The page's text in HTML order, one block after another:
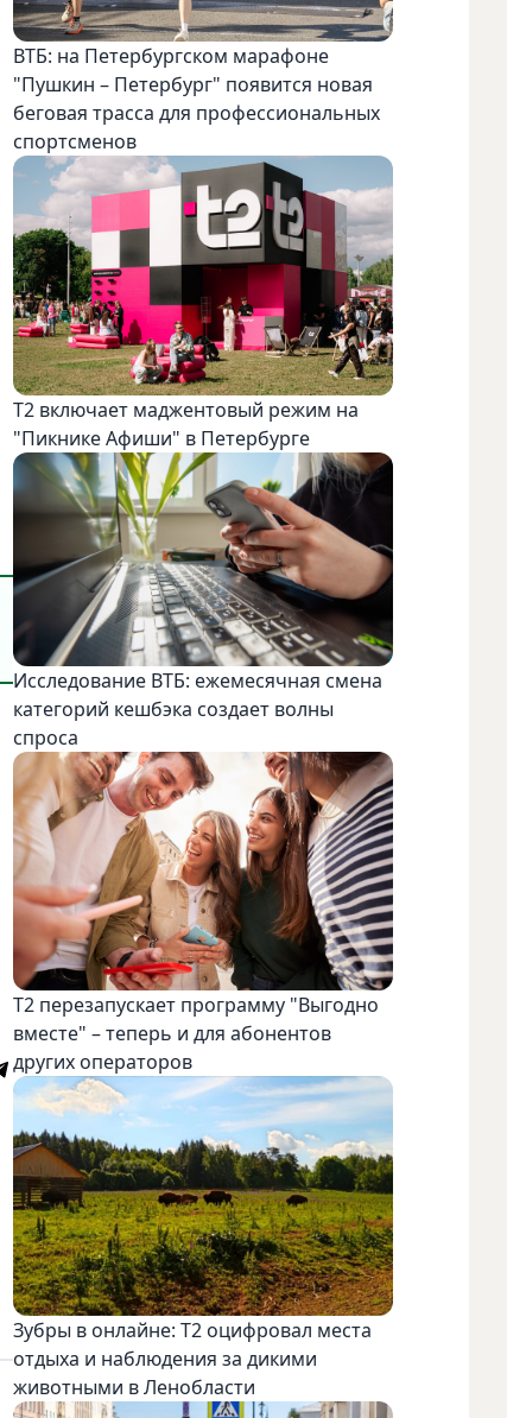
ВТБ: на Петербургском марафоне
"Пушкин – Петербург" появится новая
беговая трасса для профессиональных
спортсменов
Т2 включает маджентовый режим на
"Пикнике Афиши" в Петербурге
Исследование ВТБ: ежемесячная смена
категорий кешбэка создает волны
спроса
Т2 перезапускает программу "Выгодно
вместе" – теперь и для абонентов
других операторов
Зубры в онлайне: Т2 оцифровал места
отдыха и наблюдения за дикими
животными в Ленобласти